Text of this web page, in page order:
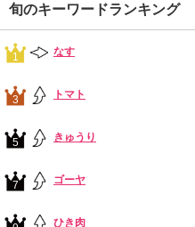
旬のキーワードランキング
1 なす
3 トマト
5 きゅうり
7 ゴーヤ
ひき肉